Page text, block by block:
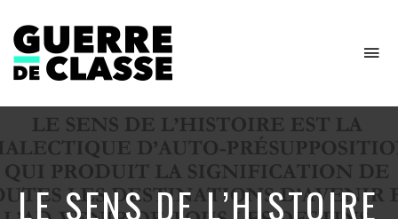
de
l'économie
politique
LE SENS DE L’HISTOIRE